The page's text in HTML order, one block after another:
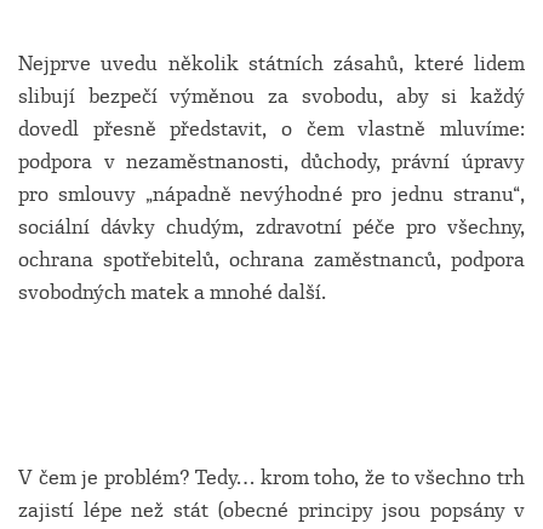
Nejprve uvedu několik státních zásahů, které lidem
slibují bezpečí výměnou za svobodu, aby si každý
dovedl přesně představit, o čem vlastně mluvíme:
podpora v nezaměstnanosti, důchody, právní úpravy
pro smlouvy „nápadně nevýhodné pro jednu stranu“,
sociální dávky chudým, zdravotní péče pro všechny,
ochrana spotřebitelů, ochrana zaměstnanců, podpora
svobodných matek a mnohé další.
V čem je problém? Tedy… krom toho, že to všechno trh
zajistí lépe než stát (obecné principy jsou popsány v